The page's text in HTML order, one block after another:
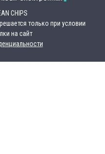
CHIPS
только при условии
на сайт